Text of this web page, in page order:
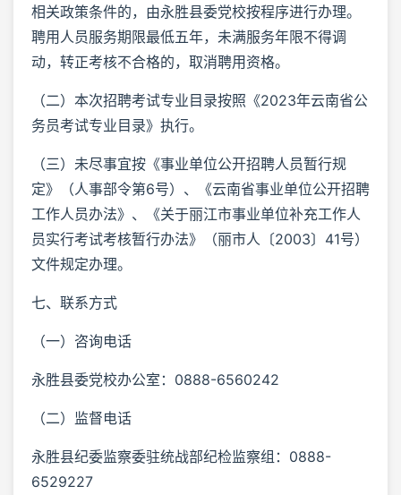
相关政策条件的，由永胜县委党校按程序进行办理。
聘用人员服务期限最低五年，未满服务年限不得调
动，转正考核不合格的，取消聘用资格。
（二）本次招聘考试专业目录按照《2023年云南省公
务员考试专业目录》执行。
（三）未尽事宜按《事业单位公开招聘人员暂行规
定》（人事部令第6号）、《云南省事业单位公开招聘
工作人员办法》、《关于丽江市事业单位补充工作人
员实行考试考核暂行办法》（丽市人〔2003〕41号）
文件规定办理。
七、联系方式
（一）咨询电话
永胜县委党校办公室：0888-6560242
（二）监督电话
永胜县纪委监察委驻统战部纪检监察组：0888-
6529227